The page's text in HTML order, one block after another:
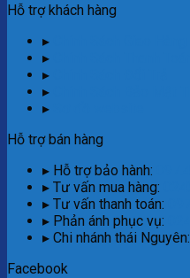
Hỗ trợ khách hàng
▸
▸
▸
▸
▸
Hỗ trợ bán hàng
▸ Hỗ trợ bảo hành:
▸ Tư vấn mua hàng:
▸ Tư vấn thanh toán:
▸ Phản ánh phục vụ:
▸ Chi nhánh thái Nguyên:
Facebook